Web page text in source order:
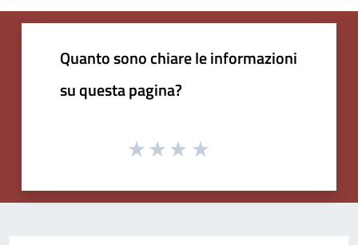
Quanto sono chiare le informazioni
su questa pagina?